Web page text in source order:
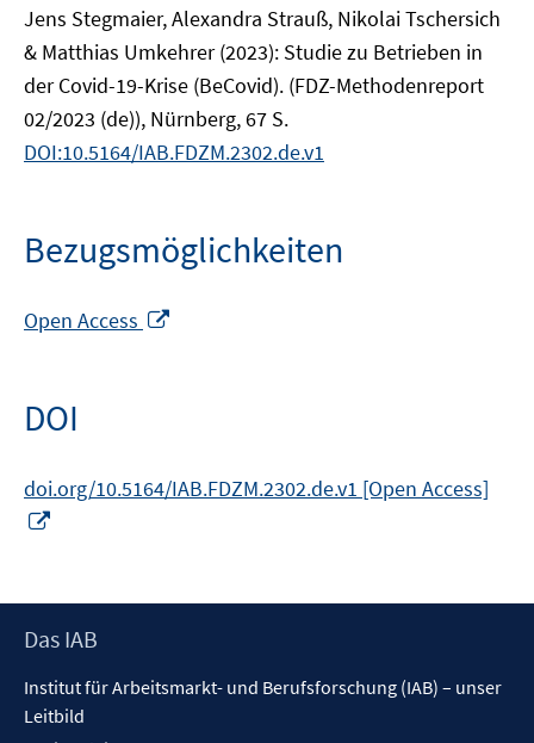
Jens Stegmaier, Alexandra Strauß, Nikolai Tschersich
& Matthias Umkehrer (2023): Studie zu Betrieben in
der Covid-19-Krise (BeCovid). (FDZ-Methodenreport
02/2023 (de)), Nürnberg, 67 S.
DOI:10.5164/IAB.FDZM.2302.de.v1
Bezugsmöglichkeiten
Open Access
DOI
doi.org/10.5164/IAB.FDZM.2302.de.v1 [Open Access]
öffnen
Footer
Das IAB
Institut für Arbeitsmarkt- und Berufsforschung (IAB) – unser
Leitbild